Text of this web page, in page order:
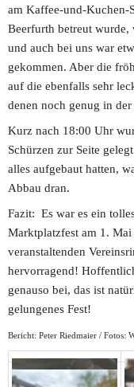
am Kaffee-und-Kuchen-
Beerfurth betreut wurde,
und auch bei uns war
gekommen. Aber die
auf die ebenfalls sehr
denen noch genug in
Kurz nach 18:00 Uhr
Schürzen zur Seite
alles aufgebaut hatten,
Abbau dran.
Fazit:  Es war es ein
Marktplatzfest am 1.
veranstaltenden
hervorragend!
genauso bei, das ist
gelungenes Fest!
Bericht: Peter Riedmaier / Fotos: